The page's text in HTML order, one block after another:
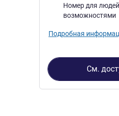
Номер для
возможностями
Подробная
См.